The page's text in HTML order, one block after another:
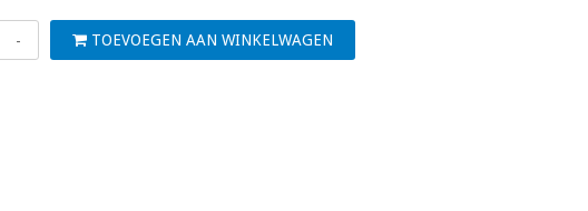
- TOEVOEGEN AAN WINKELWAGEN